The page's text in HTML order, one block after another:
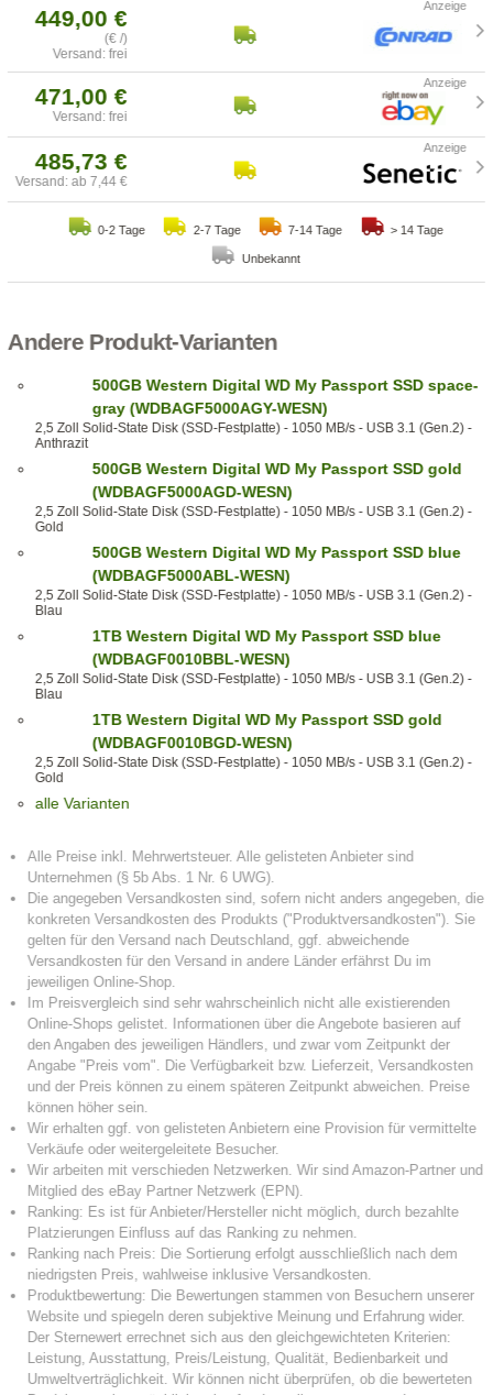
449,00 €
(€ /)
Versand: frei
471,00 €
Versand: frei
485,73 €
Versand: ab 7,44 €
0-2 Tage 2-7 Tage 7-14 Tage > 14 Tage
Unbekannt
Andere Produkt-Varianten
500GB Western Digital WD My Passport SSD space-
gray (WDBAGF5000AGY-WESN)
2,5 Zoll Solid-State Disk (SSD-Festplatte) - 1050 MB/s - USB 3.1 (Gen.2) -
Anthrazit
500GB Western Digital WD My Passport SSD gold
(WDBAGF5000AGD-WESN)
2,5 Zoll Solid-State Disk (SSD-Festplatte) - 1050 MB/s - USB 3.1 (Gen.2) -
Gold
500GB Western Digital WD My Passport SSD blue
(WDBAGF5000ABL-WESN)
2,5 Zoll Solid-State Disk (SSD-Festplatte) - 1050 MB/s - USB 3.1 (Gen.2) -
Blau
1TB Western Digital WD My Passport SSD blue
(WDBAGF0010BBL-WESN)
2,5 Zoll Solid-State Disk (SSD-Festplatte) - 1050 MB/s - USB 3.1 (Gen.2) -
Blau
1TB Western Digital WD My Passport SSD gold
(WDBAGF0010BGD-WESN)
2,5 Zoll Solid-State Disk (SSD-Festplatte) - 1050 MB/s - USB 3.1 (Gen.2) -
Gold
alle Varianten